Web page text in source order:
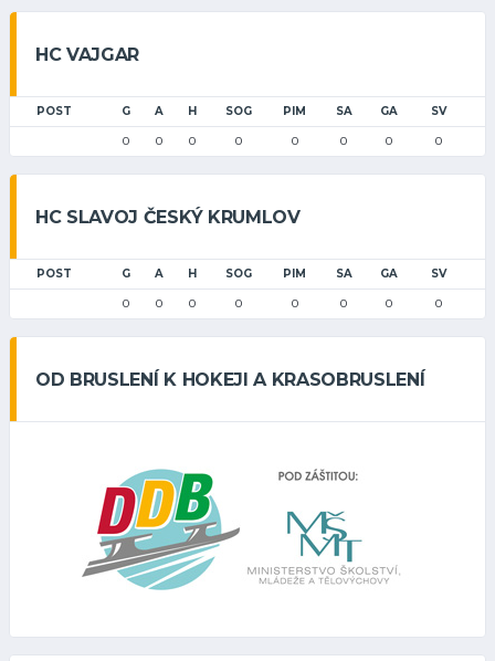
HC VAJGAR
POST G A H SOG PIM SA GA SV
0 0 0 0 0 0 0 0
HC SLAVOJ ČESKÝ KRUMLOV
POST G A H SOG PIM SA GA SV
0 0 0 0 0 0 0 0
OD BRUSLENÍ K HOKEJI A KRASOBRUSLENÍ